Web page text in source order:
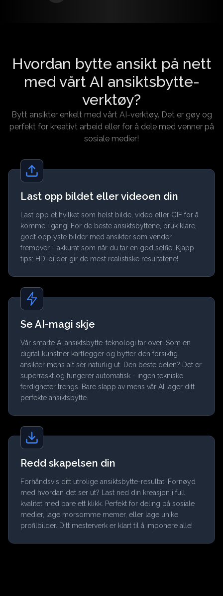
Hvordan bytte ansikt på nett
med vårt AI ansiktsbytte-
verktøy?
Bytt ansikter enkelt med vårt AI-verktøy. Det er gøy og
perfekt for kreativt arbeid eller for å dele med venner på
sosiale medier!
Last opp bildet eller videoen din
Last opp et hvilket som helst bilde, video eller GIF for å
komme i gang! For de beste ansiktsbyttene, bruk klare,
godt opplyste bilder med ansikter som vender
fremover - akkurat som når du tar en god selfie. Kjapp
tips: HD-bilder gir de mest realistiske resultatene!
Se AI-magi skje
Vår smarte AI ansiktsbytte-teknologi tar over! Som en
digital kunstner kartlegger og bytter den forsiktig
ansikter mens alt ser naturlig ut. Den beste delen? Det er
superraskt og fungerer automatisk - ingen tekniske
ferdigheter trengs. Bare slapp av mens vår AI lager ditt
perfekte ansiktsbytte.
Redd skapelsen din
Forhåndsvis ditt utrolige ansiktsbytte-resultat! Fornøyd
med hvordan det ser ut? Last ned din kreasjon i full
kvalitet med bare ett klikk. Perfekt for deling på sosiale
medier, lage morsomme memer, eller lage unike
profilbilder. Ditt mesterverk er klart til å imponere alle!